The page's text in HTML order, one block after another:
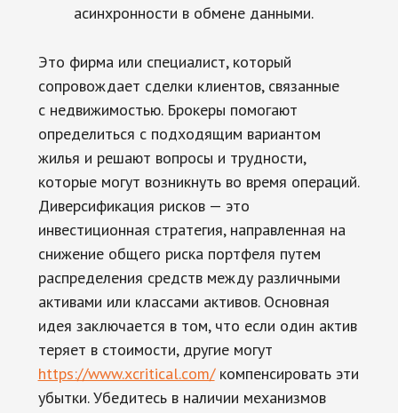
асинхронности в обмене данными.
Это фирма или специалист, который
сопровождает сделки клиентов, связанные
с недвижимостью. Брокеры помогают
определиться с подходящим вариантом
жилья и решают вопросы и трудности,
которые могут возникнуть во время операций.
Диверсификация рисков — это
инвестиционная стратегия, направленная на
снижение общего риска портфеля путем
распределения средств между различными
активами или классами активов. Основная
идея заключается в том, что если один актив
теряет в стоимости, другие могут
https://www.xcritical.com/компенсировать эти
убытки. Убедитесь в наличии механизмов